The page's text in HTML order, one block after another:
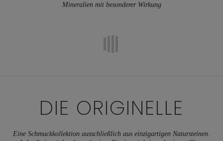
Mineralien mit besonderer Wirkung
DIE ORIGINELLE
Eine Schmuckkollektion ausschließlich aus einzigartigen Natursteinen.